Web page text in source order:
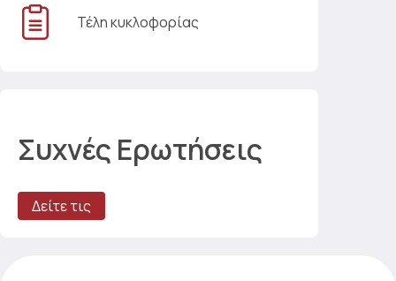
Τέλη κυκλοφορίας
Συχνές Ερωτήσεις
Δείτε τις